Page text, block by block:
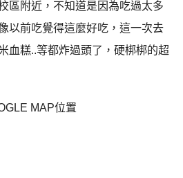
區附近，不知道是因為吃過太多
以前吃覺得這麼好吃，這一次去
血糕..等都炸過頭了，硬梆梆的超
MAP位置